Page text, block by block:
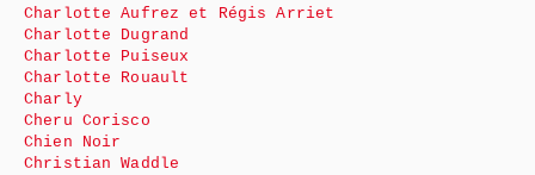
Charlotte Aufrez et Régis Arriet
Charlotte Dugrand
Charlotte Puiseux
Charlotte Rouault
Charly
Cheru Corisco
Chien Noir
Christian Waddle